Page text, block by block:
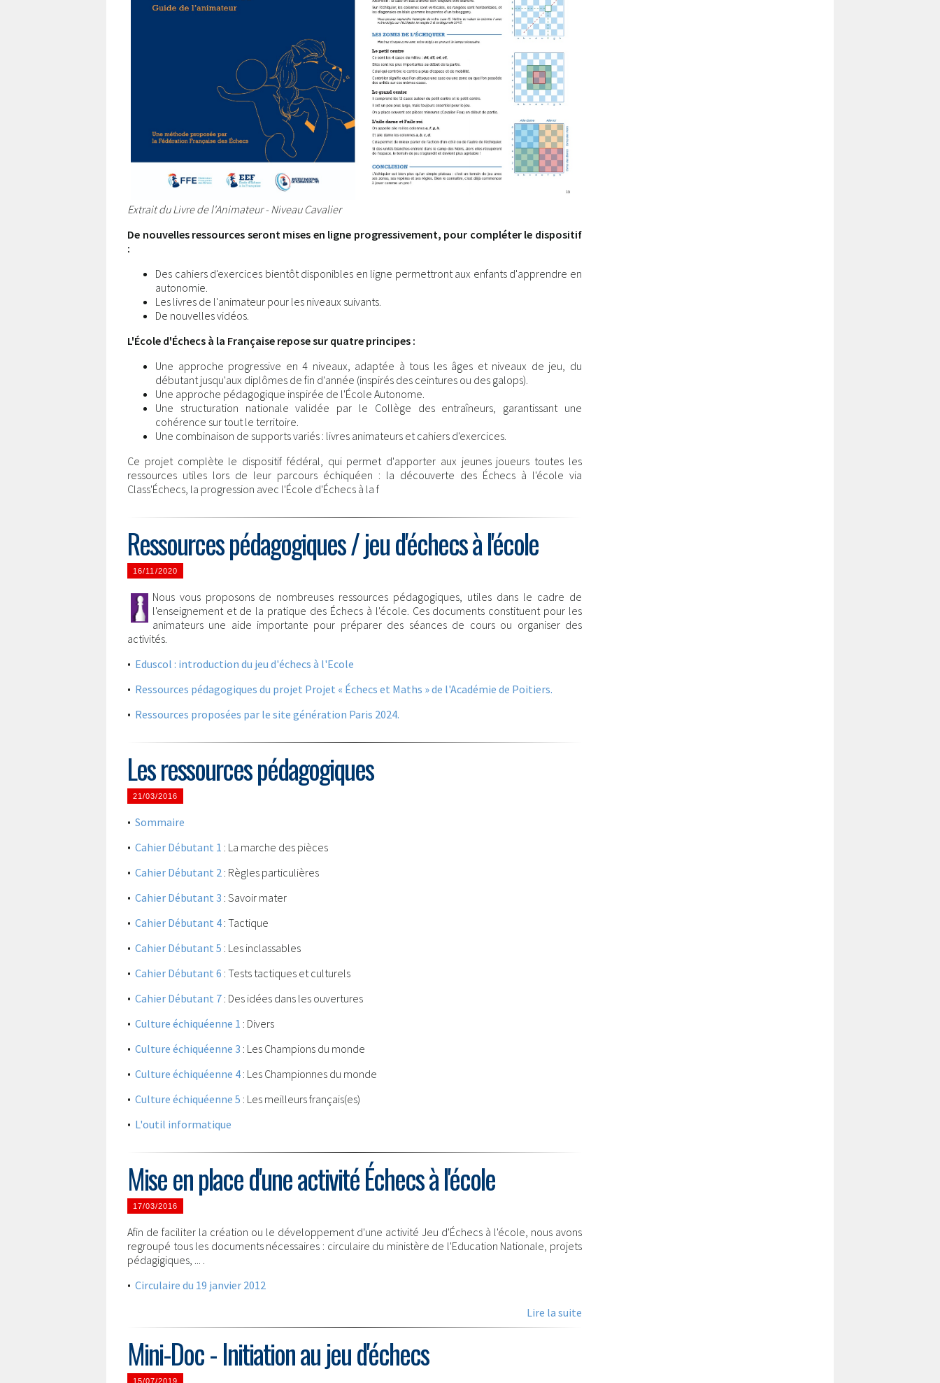
Extrait du Livre de l'Animateur - Niveau Cavalier
De nouvelles ressources seront mises en ligne progressivement, pour compléter le dispositif
:
Des cahiers d'exercices bientôt disponibles en ligne permettront aux enfants d'apprendre en
autonomie.
Les livres de l'animateur pour les niveaux suivants.
De nouvelles vidéos.
L'École d'Échecs à la Française repose sur quatre principes :
Une approche progressive en 4 niveaux, adaptée à tous les âges et niveaux de jeu, du
débutant jusqu'aux diplômes de fin d'année (inspirés des ceintures ou des galops).
Une approche pédagogique inspirée de l'École Autonome.
Une structuration nationale validée par le Collège des entraîneurs, garantissant une
cohérence sur tout le territoire.
Une combinaison de supports variés : livres animateurs et cahiers d'exercices.
Ce projet complète le dispositif fédéral, qui permet d'apporter aux jeunes joueurs toutes les
ressources utiles lors de leur parcours échiquéen : la découverte des Échecs à l'école via
Class'Échecs, la progression avec l'École d'Échecs à la f
Ressources pédagogiques / jeu d'échecs à l'école
16/11/2020
Nous vous proposons de nombreuses ressources pédagogiques, utiles dans le cadre de
l'enseignement et de la pratique des Échecs à l'école. Ces documents constituent pour les
animateurs une aide importante pour préparer des séances de cours ou organiser des
activités.
• Eduscol : introduction du jeu d'échecs à l'Ecole
• Ressources pédagogiques du projet Projet « Échecs et Maths » de l'Académie de Poitiers.
• Ressources proposées par le site génération Paris 2024.
Les ressources pédagogiques
21/03/2016
• Sommaire
• Cahier Débutant 1 : La marche des pièces
• Cahier Débutant 2 : Règles particulières
• Cahier Débutant 3 : Savoir mater
• Cahier Débutant 4 : Tactique
• Cahier Débutant 5 : Les inclassables
• Cahier Débutant 6 : Tests tactiques et culturels
• Cahier Débutant 7 : Des idées dans les ouvertures
• Culture échiquéenne 1 : Divers
• Culture échiquéenne 3 : Les Champions du monde
• Culture échiquéenne 4 : Les Championnes du monde
• Culture échiquéenne 5 : Les meilleurs français(es)
• L'outil informatique
Mise en place d'une activité Échecs à l'école
17/03/2016
Afin de faciliter la création ou le développement d'une activité Jeu d'Échecs à l'école, nous avons
regroupé tous les documents nécessaires : circulaire du ministère de l'Education Nationale, projets
pédagigiques, ... .
• Circulaire du 19 janvier 2012
Lire la suite
Mini-Doc - Initiation au jeu d'échecs
15/07/2019